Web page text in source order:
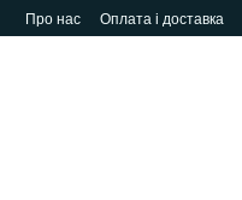
Про нас Оплата і доставка